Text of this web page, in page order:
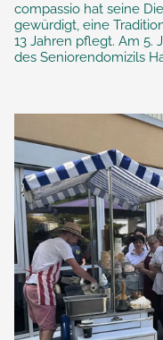
compassio hat seine
gewürdigt, eine
13 Jahren pflegt. Am 5.
des Seniorendomizils